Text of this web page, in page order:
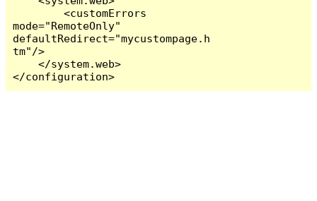
        <customErrors
mode="RemoteOnly"
defaultRedirect="mycustompage.h
tm"/>
    </system.web>
</configuration>